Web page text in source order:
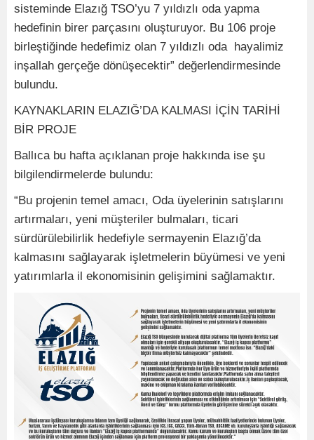
sisteminde Elazığ TSO’yu 7 yıldızlı oda yapma
hedefinin birer parçasını oluşturuyor. Bu 106 proje
birleştiğinde hedefimiz olan 7 yıldızlı oda hayalimiz
inşallah gerçeğe dönüşecektir” değerlendirmesinde
bulundu.
KAYNAKLARIN ELAZIĞ’DA KALMASI İÇİN TARİHİ
BİR PROJE
Ballıca bu hafta açıklanan proje hakkında ise şu
bilgilendirmelerde bulundu:
“Bu projenin temel amacı, Oda üyelerinin satışlarını
artırmaları, yeni müşteriler bulmaları, ticari
sürdürülebilirlik hedefiyle sermayenin Elazığ’da
kalmasını sağlayarak işletmelerin büyümesi ve yeni
yatırımlarla il ekonomisinin gelişimini sağlamaktır.